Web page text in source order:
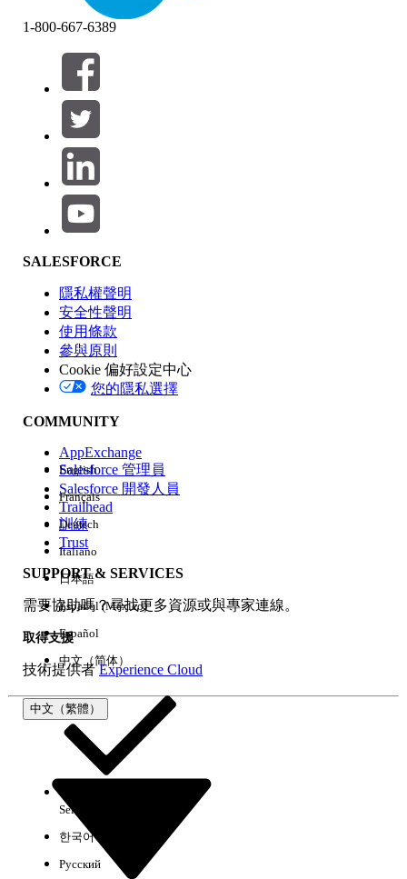
篩選條件： (0)
選取篩選
產品區域
功能影響
版本
經驗
1-800-667-6389
SALESFORCE
隱私權聲明
安全性聲明
使用條款
參與原則
Cookie 偏好設定中心
您的隱私選擇
COMMUNITY
AppExchange
Salesforce 管理員
Salesforce 開發人員
Trailhead
訓練
Trust
SUPPORT & SERVICES
需要協助嗎？尋找更多資源或與專家連線。
取得支援
技術提供者Experience Cloud
中文（繁體）
English
Français
Deutsch
Italiano
日本語
Español (México)
Español
中文（简体）
Select Org
한국어
Русский